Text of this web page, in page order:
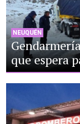
NEUQUÉN
que espera